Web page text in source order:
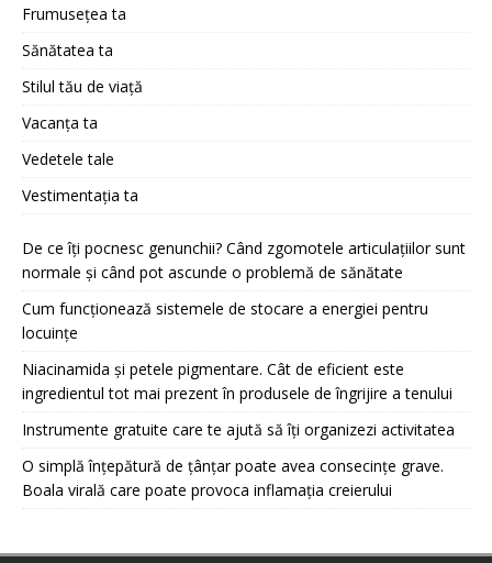
Frumusețea ta
Sănătatea ta
Stilul tău de viață
Vacanța ta
Vedetele tale
Vestimentația ta
De ce îți pocnesc genunchii? Când zgomotele articulațiilor sunt
normale și când pot ascunde o problemă de sănătate
Cum funcționează sistemele de stocare a energiei pentru
locuințe
Niacinamida și petele pigmentare. Cât de eficient este
ingredientul tot mai prezent în produsele de îngrijire a tenului
Instrumente gratuite care te ajută să îți organizezi activitatea
O simplă înțepătură de țânțar poate avea consecințe grave.
Boala virală care poate provoca inflamația creierului